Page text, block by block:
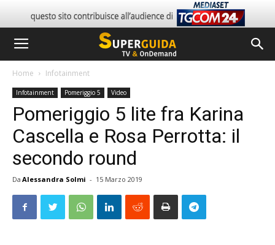
Home Infotainment
Infotainment Pomeriggio 5 Video
Pomeriggio 5 lite fra Karina
Cascella e Rosa Perrotta: il
secondo round
Da Alessandra Solmi - 15 Marzo 2019